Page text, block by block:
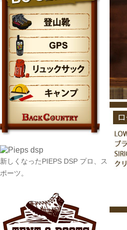
新しくなったPIEPS DSP プロ、ス
ポーツ。